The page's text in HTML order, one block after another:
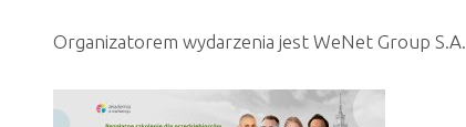
Organizatorem wydarzenia jest WeNet Group S.A.